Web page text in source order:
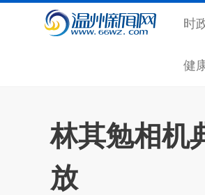
时
健
林其勉相机
放